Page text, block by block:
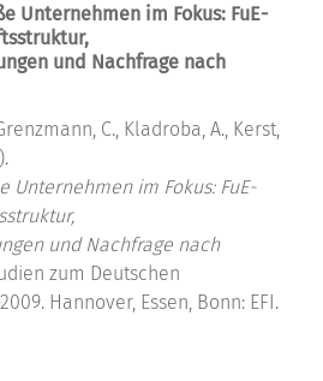
Unternehmen im Fokus: FuE-
und Nachfrage nach
C., Kladroba, A., Kerst,
Unternehmen im Fokus: FuE-
und Nachfrage nach
zum Deutschen
Hannover, Essen, Bonn: EFI.